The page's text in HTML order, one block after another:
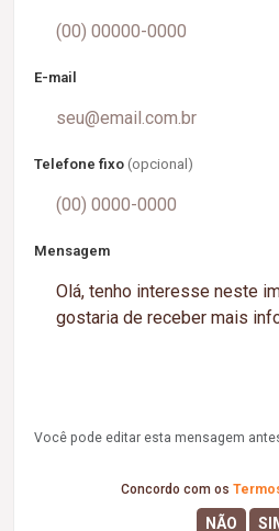
E-mail
Telefone fixo (opcional)
Mensagem
Você pode editar esta mensagem
Concordo com os